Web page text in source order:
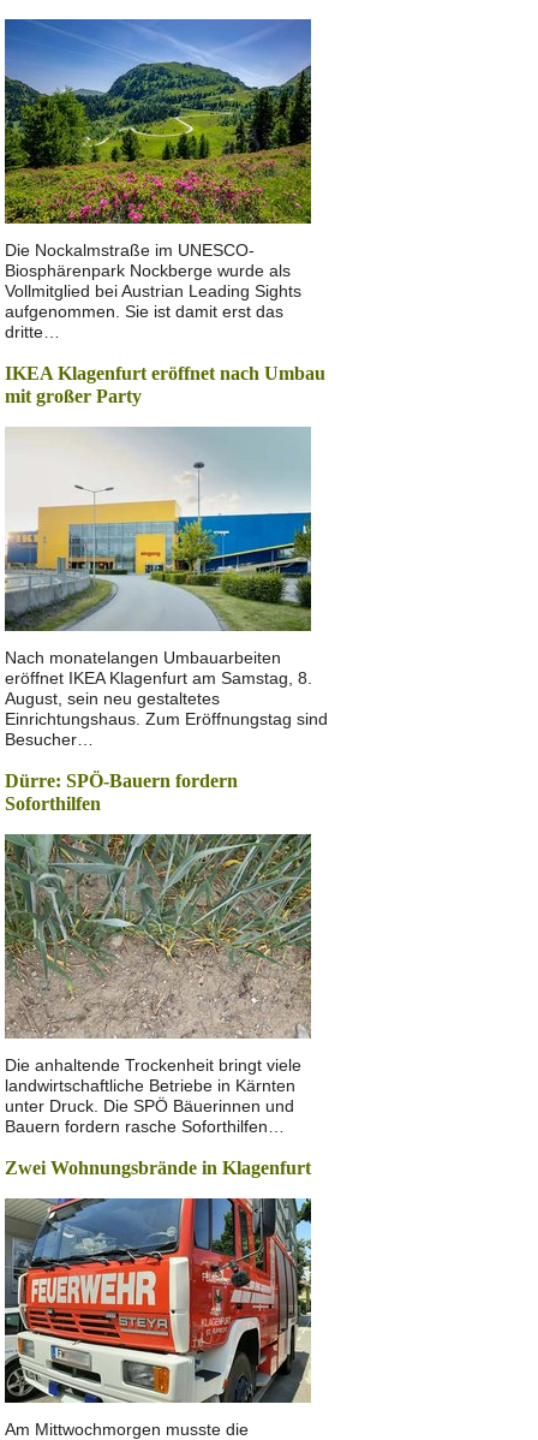
Die Nockalmstraße im UNESCO-
Biosphärenpark Nockberge wurde als
Vollmitglied bei Austrian Leading Sights
aufgenommen. Sie ist damit erst das
dritte…
IKEA Klagenfurt eröffnet nach Umbau
mit großer Party
Nach monatelangen Umbauarbeiten
eröffnet IKEA Klagenfurt am Samstag, 8.
August, sein neu gestaltetes
Einrichtungshaus. Zum Eröffnungstag sind
Besucher…
Dürre: SPÖ-Bauern fordern
Soforthilfen
Die anhaltende Trockenheit bringt viele
landwirtschaftliche Betriebe in Kärnten
unter Druck. Die SPÖ Bäuerinnen und
Bauern fordern rasche Soforthilfen…
Zwei Wohnungsbrände in Klagenfurt
Am Mittwochmorgen musste die